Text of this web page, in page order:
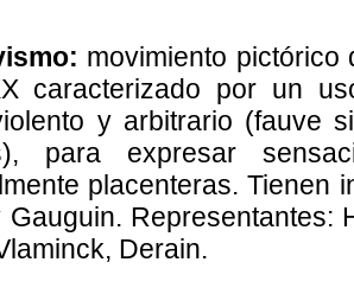
movimiento pictórico
caracterizado por un
y arbitrario (fauve
para expresar
placenteras. Tienen
Gauguin. Representantes:
Derain.